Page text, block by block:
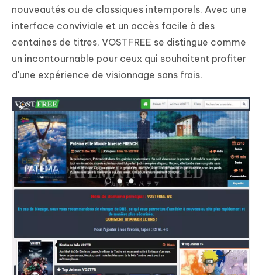
nouveautés ou de classiques intemporels. Avec une
interface conviviale et un accès facile à des
centaines de titres, VOSTFREE se distingue comme
un incontournable pour ceux qui souhaitent profiter
d'une expérience de visionnage sans frais.